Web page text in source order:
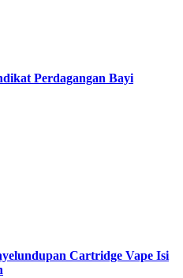
Perdagangan Bayi
Cartridge Vape Isi